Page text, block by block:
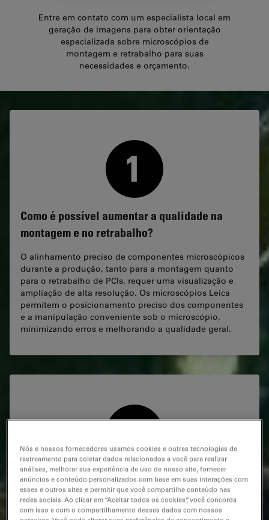
Entre em contato com um especialista local em
geração de imagens para obter orientação
especializada sobre microscópios de
montagem e retrabalho para suas
necessidades e orçamento.
Como é possível aumentar a qualidade na
montagem e no retrabalho?
O alinhamento preciso de componentes microscópicos
durante a produção, tanto para a montagem quanto
para o retrabalho de PCIs, requer uma visualização e
ampliação de alta resolução. Os microscópios Leica
permitem o posicionamento preciso dos componentes
e a manipulação conveniente sob o microscópio,
minimizando erros e melhorando a qualidade geral.
Como é possível melhorar a produtividade nas
linhas de montagem?
Nós e nossos fornecedores usamos cookies e outras tecnologias de
rastreamento para coletar dados relacionados a você para realizar
análises, melhorar sua experiência de uso de nosso site, fornecer
anúncios e conteúdo personalizados com base em suas interações com
esses e outros sites e permitir que você compartilhe conteúdo nas
redes sociais. Ao clicar em “Aceitar todos os cookies”, você concorda
com isso e com o compartilhamento desses dados com nossos